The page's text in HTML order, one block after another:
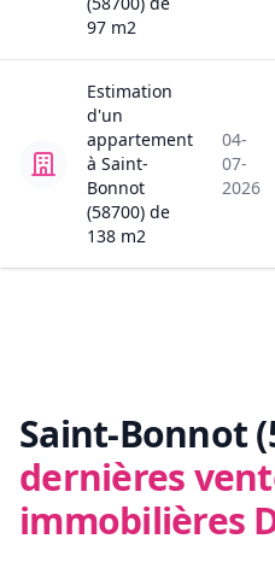
97 m2
Estimation
d'un
appartement
à Saint-
Bonnot
(58700) de
138 m2
04-
07-
2026
Saint-Bonnot
dernières
immobilières